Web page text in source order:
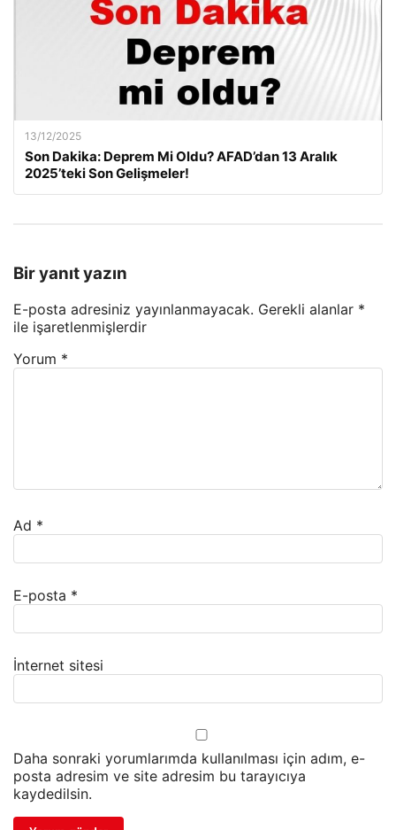
13/12/2025
Son Dakika: Deprem Mi Oldu? AFAD’dan 13 Aralık
2025’teki Son Gelişmeler!
Bir yanıt yazın
E-posta adresiniz yayınlanmayacak. Gerekli alanlar *
ile işaretlenmişlerdir
Yorum *
Ad *
E-posta *
İnternet sitesi
Daha sonraki yorumlarımda kullanılması için adım, e-
posta adresim ve site adresim bu tarayıcıya
kaydedilsin.